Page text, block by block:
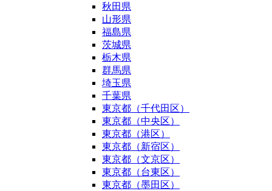
秋田県
山形県
福島県
茨城県
栃木県
群馬県
埼玉県
千葉県
東京都（千代田区）
東京都（中央区）
東京都（港区）
東京都（新宿区）
東京都（文京区）
東京都（台東区）
東京都（墨田区）